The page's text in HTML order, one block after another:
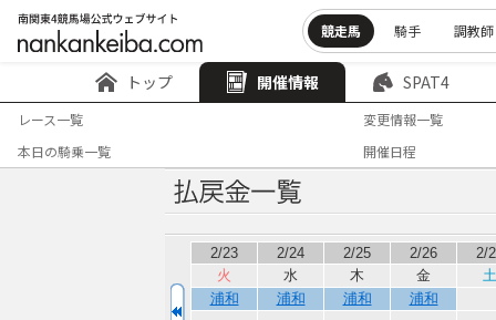
競走馬 騎手 調教師
トップ 開催情報 SPAT4
レース一覧
変更情報一覧
本日の騎乗一覧
開催日程
2/23 2/24 2/25 2/26
2/
火
水 木 金
土
浦和
浦和 浦和 浦和